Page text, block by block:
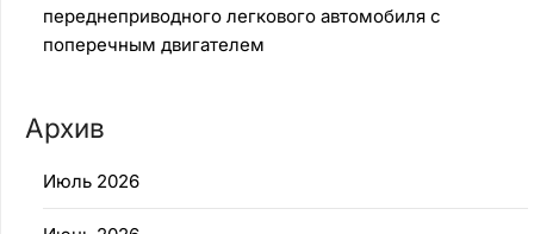
переднеприводного легкового автомобиля с
поперечным двигателем
Архив
Июль 2026